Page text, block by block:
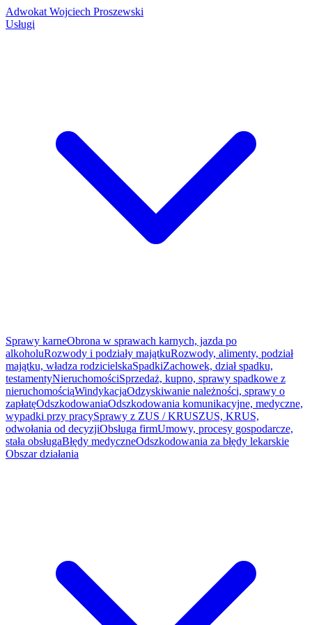
Adwokat Wojciech Proszewski
Usługi
Sprawy karneObrona w sprawach karnych, jazda po
alkoholuRozwody i podziały majątkuRozwody, alimenty, podział
majątku, władza rodzicielskaSpadkiZachowek, dział spadku,
testamentyNieruchomościSprzedaż, kupno, sprawy spadkowe z
nieruchomościąWindykacjaOdzyskiwanie należności, sprawy o
zapłatęOdszkodowaniaOdszkodowania komunikacyjne, medyczne,
wypadki przy pracySprawy z ZUS / KRUSZUS, KRUS,
odwołania od decyzjiObsługa firmUmowy, procesy gospodarcze,
stała obsługaBłędy medyczneOdszkodowania za błędy lekarskie
Obszar działania